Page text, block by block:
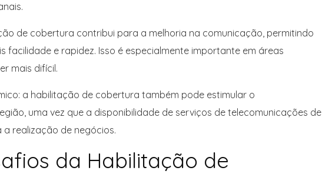
de cobertura contribui para a melhoria na comunicação, permitindo
facilidade e rapidez. Isso é especialmente importante em áreas
mais difícil.
a habilitação de cobertura também pode estimular o
uma vez que a disponibilidade de serviços de telecomunicações de
realização de negócios.
da Habilitação de